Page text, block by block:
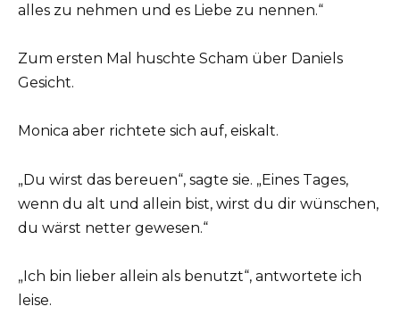
alles zu nehmen und es Liebe zu nennen.“
Zum ersten Mal huschte Scham über Daniels
Gesicht.
Monica aber richtete sich auf, eiskalt.
„Du wirst das bereuen“, sagte sie. „Eines Tages,
wenn du alt und allein bist, wirst du dir wünschen,
du wärst netter gewesen.“
„Ich bin lieber allein als benutzt“, antwortete ich
leise.